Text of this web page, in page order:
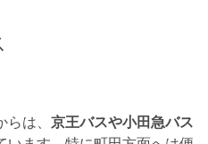
は、 京王バスや小田急バス